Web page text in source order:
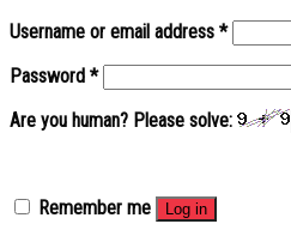
Username or email address *
Password *
Are you human? Please solve:
Remember me Log in